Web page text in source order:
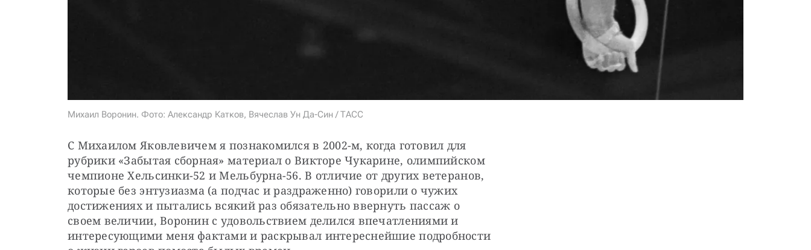
Михаил Воронин. Фото: Александр Катков, Вячеслав Ун Да-Син / ТАСС
С Михаилом Яковлевичем я познакомился в 2002-м, когда готовил для
рубрики «Забытая сборная» материал о Викторе Чукарине, олимпийском
чемпионе Хельсинки-52 и Мельбурна-56. В отличие от других ветеранов,
которые без энтузиазма (а подчас и раздраженно) говорили о чужих
достижениях и пытались всякий раз обязательно ввернуть пассаж о
своем величии, Воронин с удовольствием делился впечатлениями и
интересующими меня фактами и раскрывал интереснейшие подробности